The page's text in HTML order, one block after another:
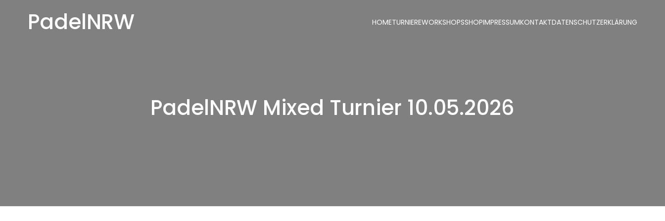
PadelNRW HOMETURNIEREWORKSHOPSSHOPIMPRESSUMKONTAKTDATENSCHUTZERKLÄRUNG
PadelNRW Mixed Turnier 10.05.2026